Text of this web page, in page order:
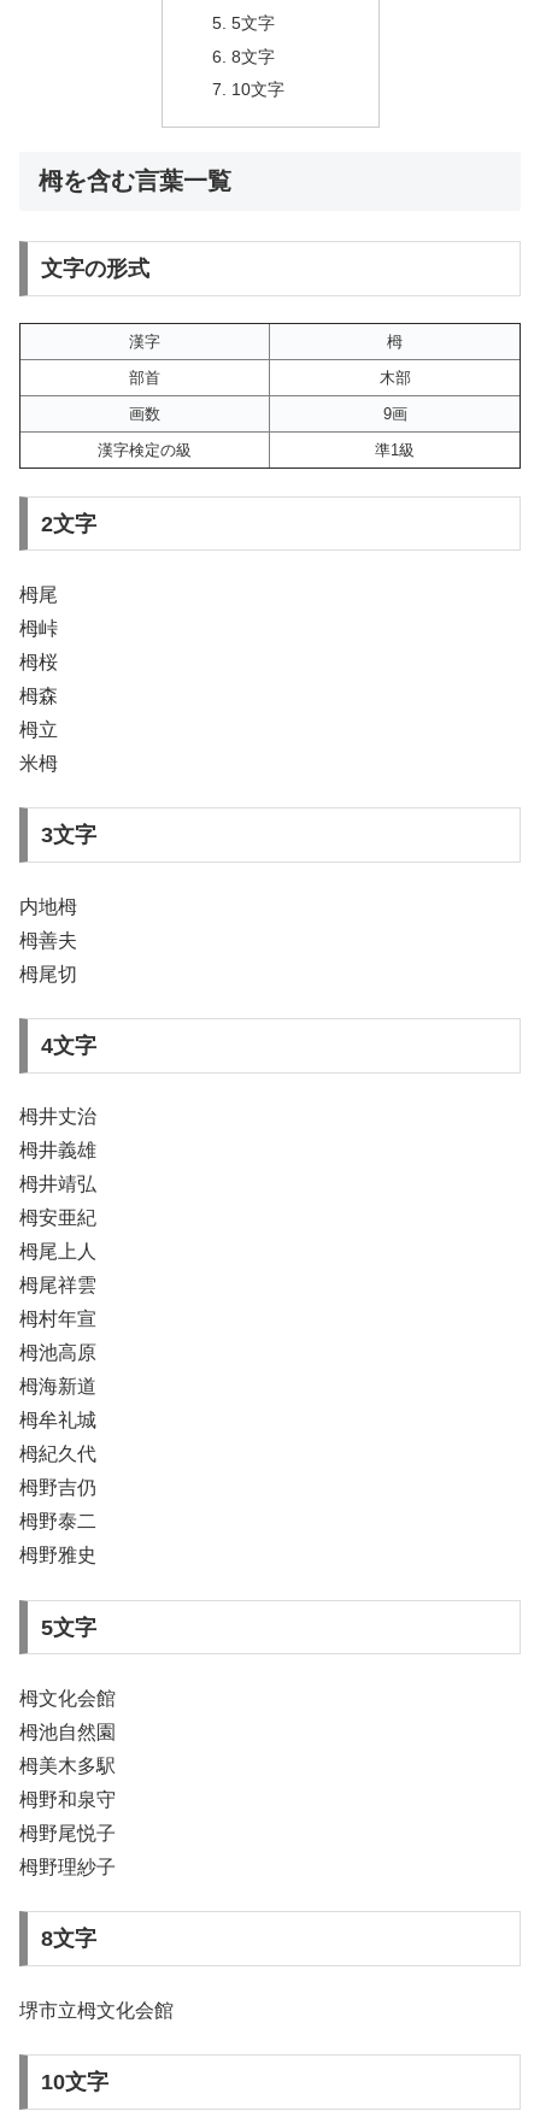
5文字
8文字
10文字
栂を含む言葉一覧
文字の形式
漢字
栂
部首
木部
画数
9画
漢字検定の級
準1級
2文字
栂尾
栂峠
栂桜
栂森
栂立
米栂
3文字
内地栂
栂善夫
栂尾切
4文字
栂井丈治
栂井義雄
栂井靖弘
栂安亜紀
栂尾上人
栂尾祥雲
栂村年宣
栂池高原
栂海新道
栂牟礼城
栂紀久代
栂野吉仍
栂野泰二
栂野雅史
5文字
栂文化会館
栂池自然園
栂美木多駅
栂野和泉守
栂野尾悦子
栂野理紗子
8文字
堺市立栂文化会館
10文字